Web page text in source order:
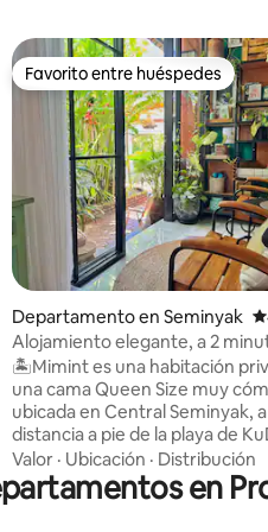
promedio: 5.0 de 5; 14
Favorito entre huéspedes
Favorito entre huéspedes
Departamento en Seminyak
Alojamiento elegante, a 2
de la playa de Kudeta.
🏝️Mimint es una habitación
una cama Queen Size muy
ubicada en Central Seminyak,
distancia a pie de la playa de
acogedoras cafeterías,
spas. ⭐️ A 3 minutos a pie del mercadillo
de Seminyak ⭐️ A 5 minutos a
Valor · Ubicación · Distribución
en